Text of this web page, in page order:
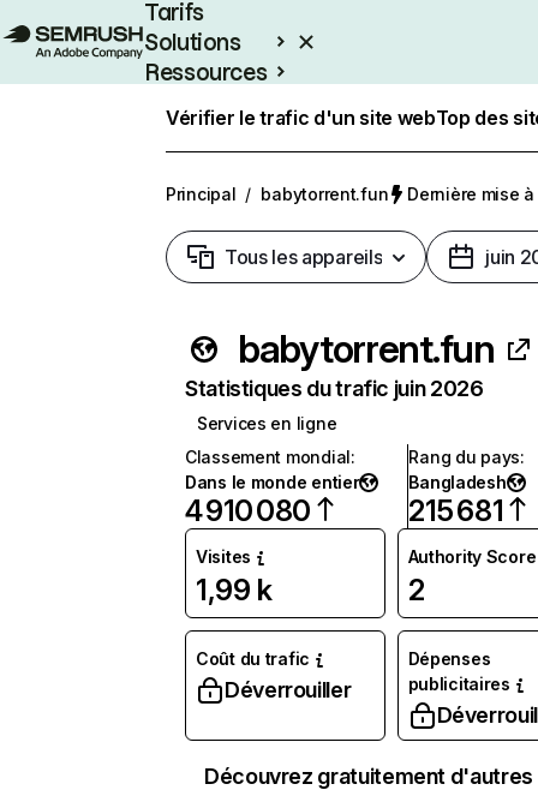
Tarifs
Solutions
Ressources
Vérifier le trafic d'un site webTop des
Principal / babytorrent.fun Dernière mise
Tous les appareils juin
babytorrent.fun
Statistiques du trafic juin 2026
Services en ligne
Classement mondial:
Dans le monde entier
4 910 080
Rang du pays:
Bangladesh
215 681
Visites
1,99 k
Authority Score
2
Coût du trafic
Déverrouiller
Dépenses
publicitaires
Découvrez gratuitement d'autres